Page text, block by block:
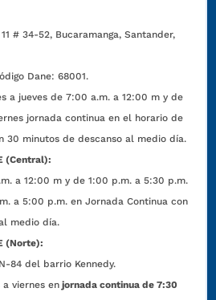
# 34-52, Bucaramanga, Santander,
Dane: 68001.
a jueves de 7:00 a.m. a 12:00 m y de
jornada continua en el horario de
30 minutos de descanso al medio día.
(Central):
a 12:00 m y de 1:00 p.m. a 5:30 p.m.
p.m. en Jornada Continua con
medio día.
(Norte):
84 del barrio Kennedy.
viernes en jornada continua de 7:30